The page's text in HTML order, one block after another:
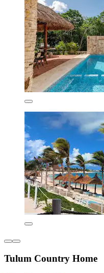
Tulum Country Home